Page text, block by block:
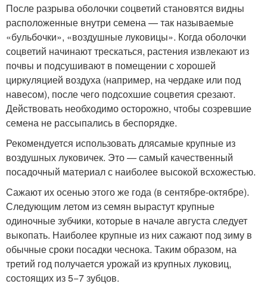
После разрыва оболочки соцветий становятся видны
расположенные внутри семена — так называемые
«бульбочки», «воздушные луковицы». Когда оболочки
соцветий начинают трескаться, растения извлекают из
почвы и подсушивают в помещении с хорошей
циркуляцией воздуха (например, на чердаке или под
навесом), после чего подсохшие соцветия срезают.
Действовать необходимо осторожно, чтобы созревшие
семена не рассыпались в беспорядке.
Рекомендуется использовать длясамые крупные из
воздушных луковичек. Это — самый качественный
посадочный материал с наиболее высокой всхожестью.
Сажают их осенью этого же года (в сентябре-октябре).
Следующим летом из семян вырастут крупные
одиночные зубчики, которые в начале августа следует
выкопать. Наиболее крупные из них сажают под зиму в
обычные сроки посадки чеснока. Таким образом, на
третий год получается урожай из крупных луковиц,
состоящих из 5−7 зубцов.